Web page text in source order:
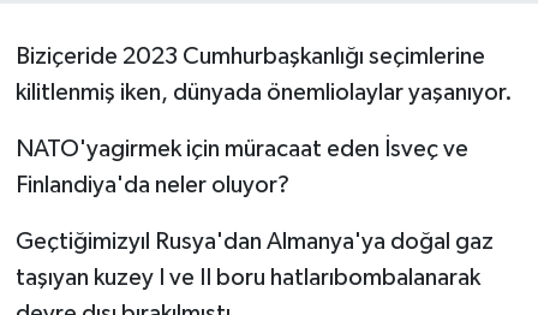
Biziçeride 2023 Cumhurbaşkanlığı seçimlerine
kilitlenmiş iken, dünyada önemliolaylar yaşanıyor.
NATO'yagirmek için müracaat eden İsveç ve
Finlandiya'da neler oluyor?
Geçtiğimizyıl Rusya'dan Almanya'ya doğal gaz
taşıyan kuzey I ve II boru hatlarıbombalanarak